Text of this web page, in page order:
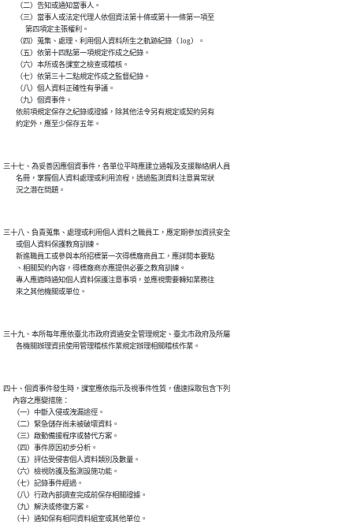
        （二）告知或通知當事人。
        （三）當事人或法定代理人依個資法第十條或第十一條第一項至
              第四項定主張權利。
        （四）蒐集、處理、利用個人資料所生之軌跡紀錄（ log）。
        （五）依第十四點第一項規定作成之紀錄。
        （六）本所或各課室之檢查或稽核。
        （七）依第三十二點規定作成之監督紀錄。
        （八）個人資料正確性有爭議。
        （九）個資事件。
        依前項規定保存之紀錄或證據，除其他法令另有規定或契約另有
三十七、為妥善因應個資事件，各單位平時應建立通報及支援聯絡網人員
        名冊，掌握個人資料處理或利用流程，透過監測資料注意異常狀
三十八、負責蒐集、處理或利用個人資料之職員工，應定期參加資訊安全
        或個人資料保護教育訓練。
        新進職員工或參與本所招標第一次得標廠商員工，應詳閱本要點
        、相關契約內容，得標廠商亦應提供必要之教育訓練。
        專人應適時通知個人資料保護注意事項，並應視需要轉知業務往
三十九、本所每年應依臺北市政府資通安全管理規定、臺北市政府及所屬
四十、個資事件發生時，課室應依指示及視事件性質，儘速採取包含下列
      內容之應變措施：
      （一）中斷入侵或洩漏途徑。
      （二）緊急儲存尚未被破壞資料。
      （三）啟動備援程序或替代方案。
      （四）事件原因初步分析。
      （五）評估受侵害個人資料類別及數量。
      （六）檢視防護及監測設施功能。
      （七）記錄事件經過。
      （八）行政內部調查完成前保存相關證據。
      （九）解決或修復方案。
      （十）通知保有相同資料組室或其他單位。